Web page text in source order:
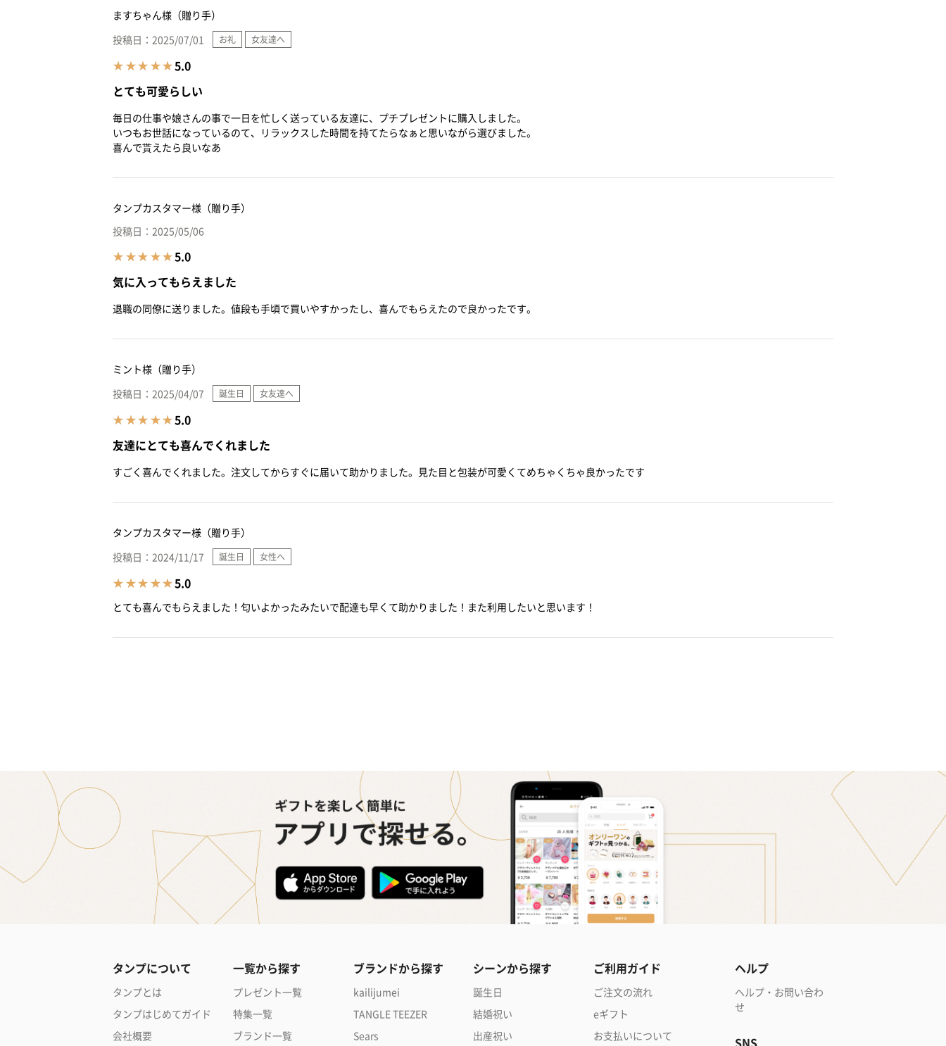
タンプについて
タンプとは
タンプはじめてガイド
会社概要
一覧から探す
プレゼント一覧
特集一覧
ブランド一覧
ブランドから探す
kailijumei
TANGLE TEEZER
Sears
シーンから探す
誕生日
結婚祝い
出産祝い
ご利用ガイド
ご注文の流れ
eギフト
お支払いについて
ヘルプ
ヘルプ・お問い合わ
せ